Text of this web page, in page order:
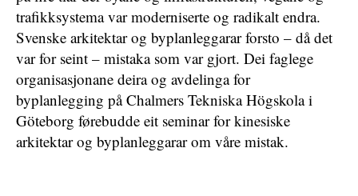
trafikksystema var moderniserte og radikalt endra.
Svenske arkitektar og byplanleggarar forsto – då det
var for seint – mistaka som var gjort. Dei faglege
organisasjonane deira og avdelinga for
byplanlegging på Chalmers Tekniska Högskola i
Göteborg førebudde eit seminar for kinesiske
arkitektar og byplanleggarar om våre mistak.